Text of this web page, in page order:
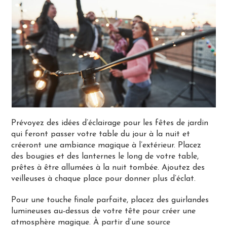
Prévoyez des idées d’éclairage pour les fêtes de jardin
qui feront passer votre table du jour à la nuit et
créeront une ambiance magique à l’extérieur. Placez
des bougies et des lanternes le long de votre table,
prêtes à être allumées à la nuit tombée. Ajoutez des
veilleuses à chaque place pour donner plus d’éclat.
Pour une touche finale parfaite, placez des guirlandes
lumineuses au-dessus de votre tête pour créer une
atmosphère magique. À partir d’une source